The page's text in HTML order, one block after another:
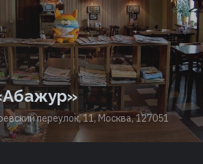
переулок, 11, Москва, 127051